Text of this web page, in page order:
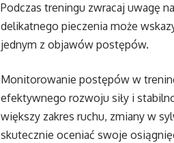
Podczas treningu zwracaj uwagę
delikatnego pieczenia może
jednym z objawów postępów.
Monitorowanie postępów w
efektywnego rozwoju siły i
większy zakres ruchu, zmiany w
skutecznie oceniać swoje